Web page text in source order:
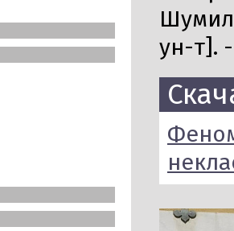
ун-т].